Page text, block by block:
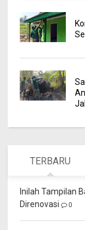
TERBARU
Inilah Tampilan
Direnovasi
0